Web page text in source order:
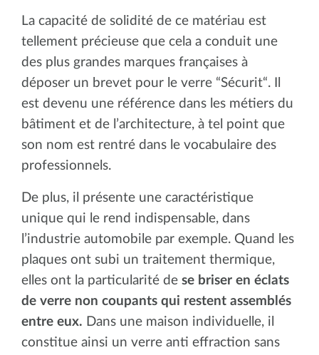
La capacité de solidité de ce matériau est
tellement précieuse que cela a conduit une
des plus grandes marques françaises à
déposer un brevet pour le verre “Sécurit“. Il
est devenu une référence dans les métiers du
bâtiment et de l’architecture, à tel point que
son nom est rentré dans le vocabulaire des
professionnels.
De plus, il présente une caractéristique
unique qui le rend indispensable, dans
l’industrie automobile par exemple. Quand les
plaques ont subi un traitement thermique,
elles ont la particularité de se briser en éclats
de verre non coupants qui restent assemblés
entre eux. Dans une maison individuelle, il
constitue ainsi un verre anti effraction sans